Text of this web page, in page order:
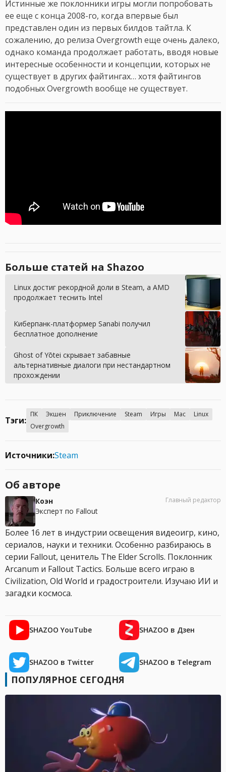
Истинные же поклонники игры могли попробовать
ее еще с конца 2008-го, когда впервые был
представлен один из первых билдов тайтла. К
сожалению, до релиза Overgrowth еще очень далеко,
однако команда продолжает работать, вводя новые
интересные особенности и концепции, которых не
существует в других файтингах… хотя файтингов
подобных Overgrowth вообще не существует.
Больше статей на Shazoo
Linux достиг рекордной доли в Steam, а AMD
продолжает теснить Intel
Киберпанк-платформер Sanabi получил
бесплатное дополнение
Ghost of Yōtei скрывает забавные
альтернативные диалоги при нестандартном
прохождении
Тэги:
ПК Экшен Приключение Steam Игры Mac
Linux
Overgrowth
Источники:Steam
Об авторе
Коэн
Эксперт по Fallout
Главный редактор
Более 16 лет в индустрии освещения видеоигр, кино,
сериалов, науки и техники. Особенно разбираюсь в
серии Fallout, ценитель The Elder Scrolls. Поклонник
Arcanum и Fallout Tactics. Больше всего играю в
Civilization, Old World и градостроители. Изучаю ИИ и
загадки космоса.
SHAZOO YouTube SHAZOO в Дзен
SHAZOO в Twitter SHAZOO в Telegram
ПОПУЛЯРНОЕ СЕГОДНЯ